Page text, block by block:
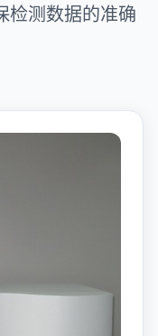
检测数据的准确